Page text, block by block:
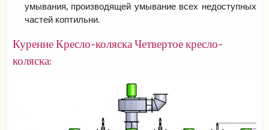
умывания, производящей умывание всех недоступных
частей коптильни.
Курение Кресло-коляска Четвертое кресло-
коляска: